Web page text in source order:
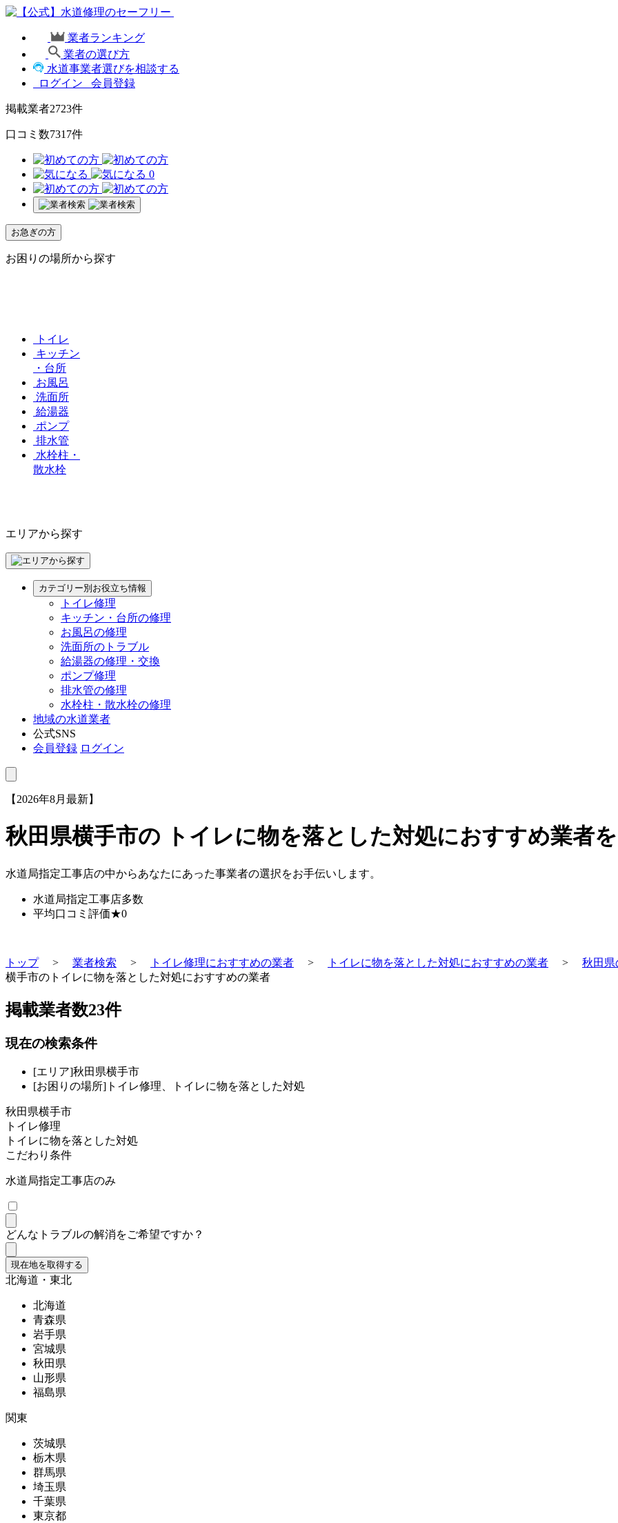
業者ランキング
業者の選び方
水道事業者選びを相談する
ログイン
会員登録
掲載業者2723件
口コミ数7317件
0
お急ぎの方
お困りの場所から探す
トイレ
キッチン
・台所
お風呂
洗面所
給湯器
ポンプ
排水管
水栓柱・
散水栓
エリアから探す
カテゴリー別お役立ち情報
トイレ修理
キッチン・台所の修理
お風呂の修理
洗面所のトラブル
給湯器の修理・交換
ポンプ修理
排水管の修理
水栓柱・散水栓の修理
地域の水道業者
公式SNS
会員登録 ログイン
【2026年8月最新】
秋田県横手市の トイレに物を落とした対処におすすめ業者
水道局指定工事店の中からあなたにあった事業者の選択をお手伝いします。
水道局指定工事店多数
平均口コミ評価★0
トップ> 業者検索 > トイレ修理におすすめの業者 > トイレに物を落とした対処におすすめの業者 > 秋田県
横手市のトイレに物を落とした対処におすすめの業者
掲載業者数23件
現在の検索条件
[エリア]秋田県横手市
[お困りの場所]トイレ修理、トイレに物を落とした対処
秋田県横手市
トイレ修理
トイレに物を落とした対処
こだわり条件
水道局指定工事店のみ
どんなトラブルの解消をご希望ですか？
現在地を取得する
北海道・東北
北海道
青森県
岩手県
宮城県
秋田県
山形県
福島県
関東
茨城県
栃木県
群馬県
埼玉県
千葉県
東京都